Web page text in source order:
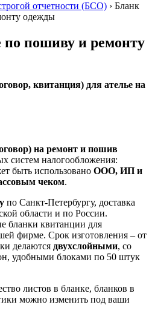
отчетности (БСО) › Бланк
одежды
по пошиву и ремонту
квитанция) для ателье на
на ремонт и пошив
систем налогообложения:
быть использовано ООО, ИП и
чеком.
по Санкт-Петербургу, доставка
области и по России.
бланки квитанции для
фирме. Срок изготовления – от
делаются двухслойными, со
удобными блоками по 50 штук
листов в бланке, бланков в
можно изменить под ваши